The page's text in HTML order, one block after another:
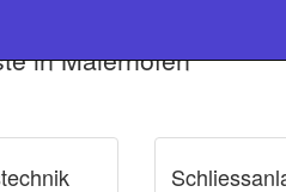
in Maierhöfen